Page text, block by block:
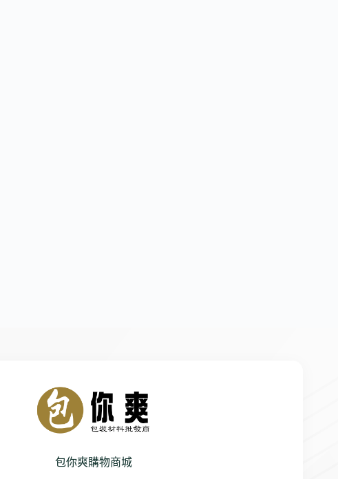
包你爽購物商城